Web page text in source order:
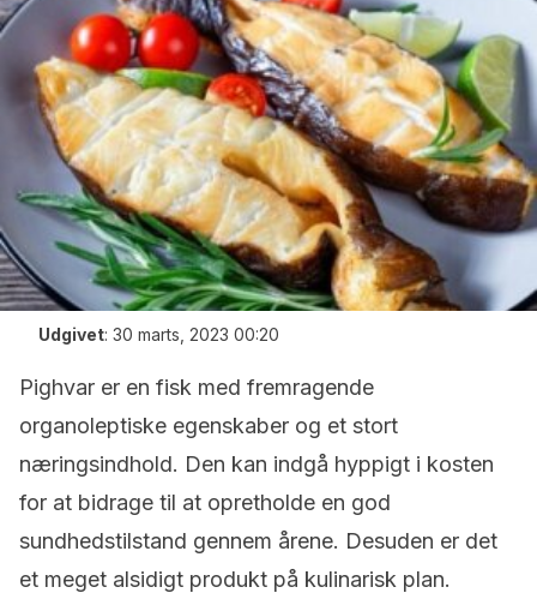
Udgivet: 30 marts, 2023 00:20
Pighvar er en fisk med fremragende
organoleptiske egenskaber og et stort
næringsindhold. Den kan indgå hyppigt i kosten
for at bidrage til at opretholde en god
sundhedstilstand gennem årene. Desuden er det
et meget alsidigt produkt på kulinarisk plan.